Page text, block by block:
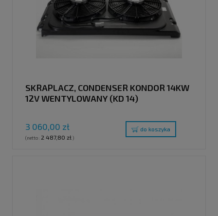
SKRAPLACZ, CONDENSER KONDOR 14KW
12V WENTYLOWANY (KD 14)
3 060,00 zł
(netto: 2 487,80 zł)
do koszyka